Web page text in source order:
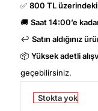
✅ 800 TL
🚚 Saat 14:00’e
↩️ Satın aldığınız
📦 Yüksek adetli
geçebilirsiniz.
Stokta yok